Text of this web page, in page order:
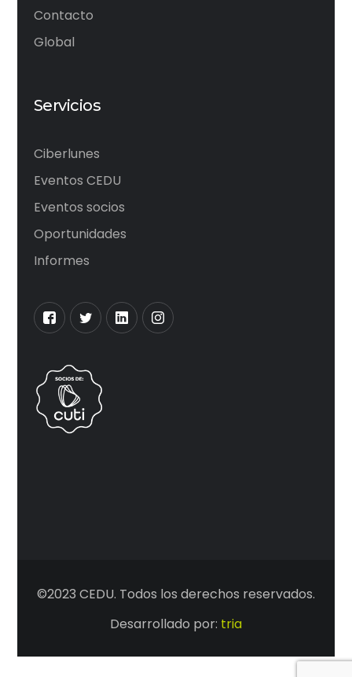
Contacto
Global
Servicios
Ciberlunes
Eventos CEDU
Eventos socios
Oportunidades
Informes
©2023 CEDU. Todos los derechos reservados.
Desarrollado por: tria